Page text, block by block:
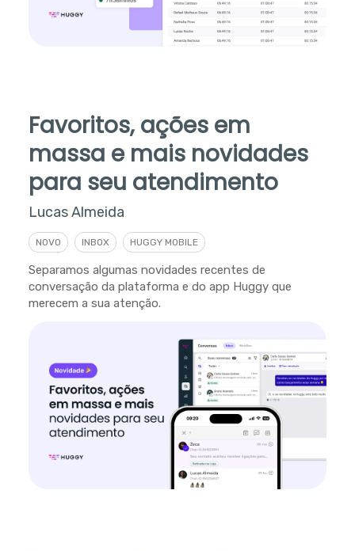
Favoritos, ações em
massa e mais novidades
para seu atendimento
Lucas Almeida
NOVO INBOX HUGGY MOBILE
Separamos algumas novidades recentes de
conversação da plataforma e do app Huggy que
merecem a sua atenção.